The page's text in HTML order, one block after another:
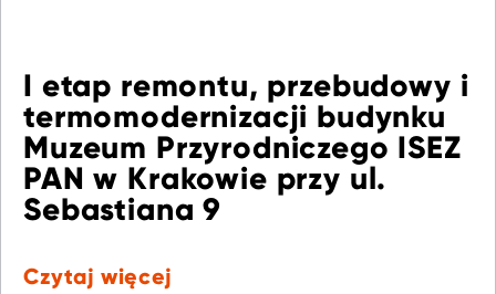
I etap remontu, przebudowy i
termomodernizacji budynku
Muzeum Przyrodniczego ISEZ
PAN w Krakowie przy ul.
Sebastiana 9
Czytaj więcej